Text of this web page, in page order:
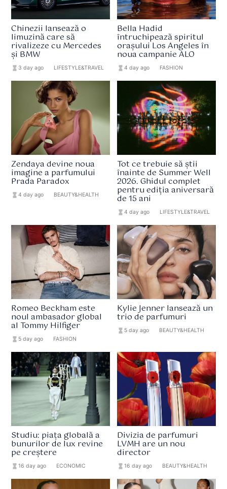
Chinezii lansează o
limuzină care să
rivalizeze cu Mercedes
și BMW
hourglass_full 3 day ago LIFESTYLE&TRAVEL
Bella Hadid
întruchipează spiritul
orașului Los Angeles în
noua campanie ALO
hourglass_full 4 day ago FASHION
Zendaya devine noua
imagine a parfumului
Prada Paradox
hourglass_full4 day ago BEAUTY&HEALTH
Tot ce trebuie să știi
înainte de Summer Well
2026. Ghidul complet
pentru ediția aniversară
de 15 ani
hourglass_full 4 day ago LIFESTYLE&TRAVEL
Romeo Beckham este
noul ambasador global
al Tommy Hilfiger
hourglass_full 5 day ago FASHION
Kylie Jenner lansează un
trio de parfumuri
hourglass_full 5 day ago BEAUTY&HEALTH
Studiu: piața globală a
bunurilor de lux revine
pe creștere
hourglass_full16 day ago ECONOMIC
Divizia de parfumuri
LVMH are un nou
director
hourglass_full 16 day ago BEAUTY&HEALTH